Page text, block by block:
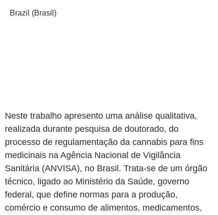
Brazil (Brasil)
Neste trabalho apresento uma análise qualitativa,
realizada durante pesquisa de doutorado, do
processo de regulamentação da cannabis para fins
medicinais na Agência Nacional de Vigilância
Sanitária (ANVISA), no Brasil. Trata-se de um órgão
técnico, ligado ao Ministério da Saúde, governo
federal, que define normas para a produção,
comércio e consumo de alimentos, medicamentos,